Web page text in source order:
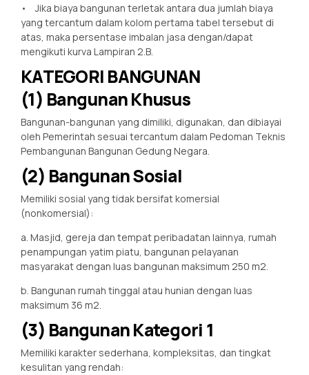
• Jika biaya bangunan terletak antara dua jumlah biaya
yang tercantum dalam kolom pertama tabel tersebut di
atas, maka persentase imbalan jasa dengan/dapat
mengikuti kurva Lampiran 2.B.
KATEGORI BANGUNAN
(1) Bangunan Khusus
Bangunan-bangunan yang dimiliki, digunakan, dan dibiayai
oleh Pemerintah sesuai tercantum dalam Pedoman Teknis
Pembangunan Bangunan Gedung Negara.
(2) Bangunan Sosial
Memiliki sosial yang tidak bersifat komersial
(nonkomersial):
a. Masjid, gereja dan tempat peribadatan lainnya, rumah
penampungan yatim piatu, bangunan pelayanan
masyarakat dengan luas bangunan maksimum 250 m2.
b. Bangunan rumah tinggal atau hunian dengan luas
maksimum 36 m2.
(3) Bangunan Kategori 1
Memiliki karakter sederhana, kompleksitas, dan tingkat
kesulitan yang rendah: